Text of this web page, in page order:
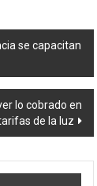
se capacitan
lo cobrado en
de la luz